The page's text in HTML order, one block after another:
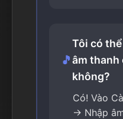
🎵
Tôi có
âm thanh
không?
Có! Vào
→ Nhập